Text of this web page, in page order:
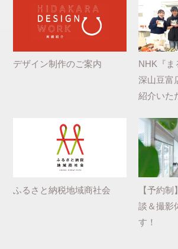
デザイン制作のご案内
NHK『ま
深山豆富
紹介いた
ふるさと納税地域商社会
【予約
談＆撮影
す！